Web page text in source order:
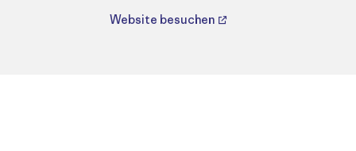
Website besuchen